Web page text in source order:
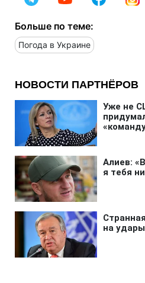
Больше по теме:
Погода в Украине